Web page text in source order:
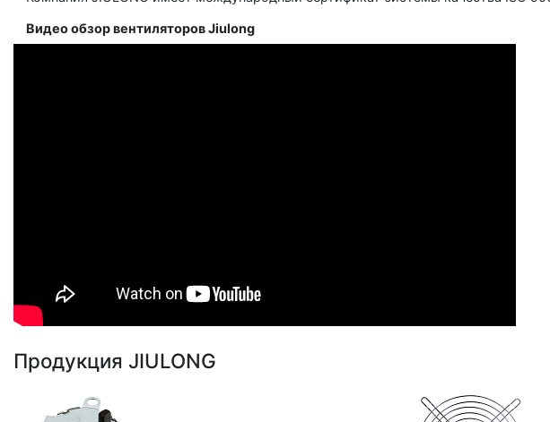
Видео обзор вентиляторов Jiulong
Продукция JIULONG